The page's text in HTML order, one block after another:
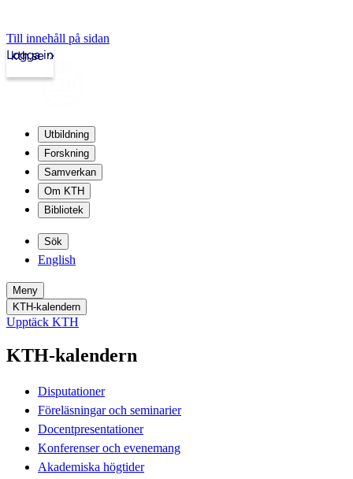
Till innehåll på sidan
kth.se
Logga in
Utbildning
Forskning
Samverkan
Om KTH
Bibliotek
Sök
English
Meny
KTH-kalendern
Upptäck KTH
KTH-kalendern
Disputationer
Föreläsningar och seminarier
Docentpresentationer
Konferenser och evenemang
Akademiska högtider